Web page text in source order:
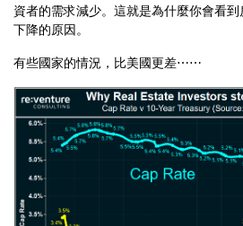
資者的需求減少。這就是為什麼你會看
下降的原因。
有些國家的情況，比美國更差⋯⋯